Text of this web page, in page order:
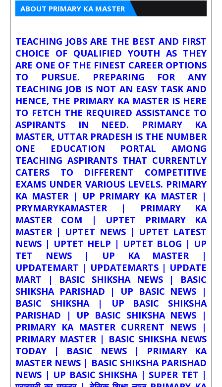
ABOUT PRIMARY KA MASTER
TEACHING JOBS ARE THE BEST AND FIRST
CHOICE OF QUALIFIED YOUTH AS THEY
ARE ONE OF THE FINEST CAREER OPTIONS
TO PURSUE. PREPARING FOR ANY
TEACHING JOB IS NOT AN EASY TASK AND
HENCE, THE PRIMARY KA MASTER IS HERE
TO FETCH THE REQUIRED ASSISTANCE TO
ASPIRANTS IN NEED. PRIMARY KA
MASTER, UTTAR PRADESH IS THE NUMBER
ONE EDUCATION PORTAL AMONG
TEACHING ASPIRANTS THAT CURRENTLY
CATERS TO DIFFERENT COMPETITIVE
EXAMS UNDER VARIOUS LEVELS. PRIMARY
KA MASTER | UP PRIMARY KA MASTER |
PRYMARYKAMASTER | PRIMARY KA
MASTER COM | UPTET PRIMARY KA
MASTER | UPTET NEWS | UPTET LATEST
NEWS | UPTET HELP | UPTET BLOG | UP
TET NEWS | UP KA MASTER |
UPDATEMART | UPDATEMARTS | UPDATE
MART | BASIC SHIKSHA NEWS | BASIC
SHIKSHA PARISHAD | UP BASIC NEWS |
BASIC SHIKSHA | UP BASIC SHIKSHA
PARISHAD | UP BASIC SHIKSHA NEWS |
PRIMARY KA MASTER CURRENT NEWS |
PRIMARY MASTER | BASIC SHIKSHA NEWS
TODAY | BASIC NEWS | PRIMARY KA
MASTER NEWS | BASIC SHIKSHA PARISHAD
NEWS | UP BASIC SHIKSHA | SUPER TET |